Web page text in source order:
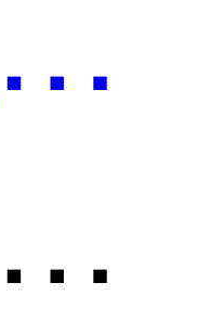
共有分类：网络安全